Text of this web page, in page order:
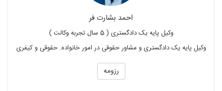
احمد بشارت فر
وکیل پایه یک دادگستری ( 5 سال تجربه وکالت )
وکیل پایه یک دادگستری و مشاور حقوقی در امور خانواده. حقوقی و کیفری
رزومه